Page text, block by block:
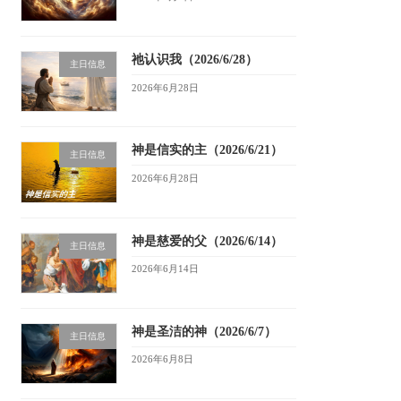
主日信息 祂认识我（2026/6/28）
2026年6月28日
主日信息 神是信实的主（2026/6/21）
2026年6月28日
主日信息 神是慈爱的父（2026/6/14）
2026年6月14日
主日信息 神是圣洁的神（2026/6/7）
2026年6月8日